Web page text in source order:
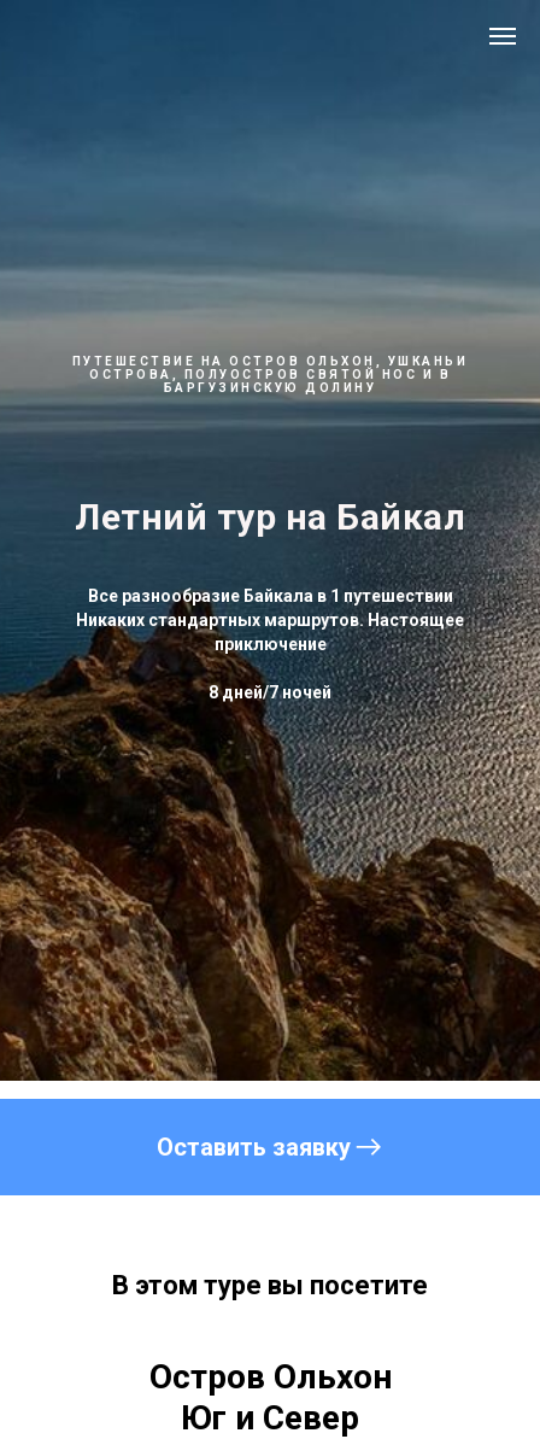
ПУТЕШЕСТВИЕ НА ОСТРОВ ОЛЬХОН, УШКАНЬИ
ОСТРОВА, ПОЛУОСТРОВ СВЯТОЙ НОС И В
БАРГУЗИНСКУЮ ДОЛИНУ
Летний тур на Байкал
Все разнообразие Байкала в 1 путешествии
Никаких стандартных маршрутов. Настоящее
приключение
8 дней/7 ночей
Оставить заявку
В этом туре вы посетите
Остров Ольхон
Юг и Север